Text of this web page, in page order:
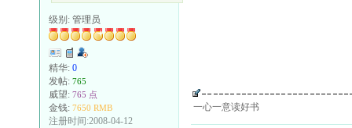
级别: 管理员
精华: 0
发帖: 765
威望: 765 点
金钱: 7650 RMB
注册时间:2008-04-12
一心一意读好书